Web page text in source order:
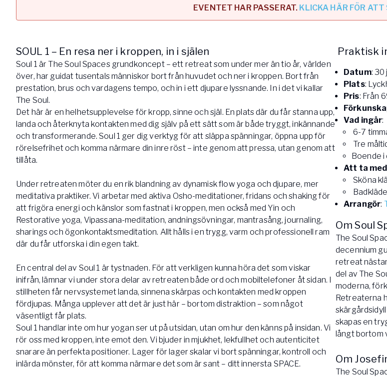
Arbetsgivare
Hotell & Konferens
EVENTET HAR PASSERAT. KLICKA HÄR FÖR
SOUL 1 – En resa ner i kroppen, in i själen
Soul 1 är The Soul Spaces grundkoncept – ett retreat som under mer än tio år, världen
över, har guidat tusentals människor bort från huvudet och ner i kroppen. Bort från
prestation, brus och vardagens tempo, och in i ett djupare lyssnande. In i det vi kallar
The Soul.
Det här är en helhetsupplevelse för kropp, sinne och själ. En plats där du får stanna upp,
landa och återknyta kontakten med dig själv på ett sätt som är både tryggt, inkännande
och transformerande. Soul 1 ger dig verktyg för att släppa spänningar, öppna upp för
rörelsefrihet och komma närmare din inre röst – inte genom att pressa, utan genom att
tillåta.
Under retreaten möter du en rik blandning av dynamisk flow yoga och djupare, mer
meditativa praktiker. Vi arbetar med aktiva Osho-meditationer, fridans och shaking för
att frigöra energi och känslor som fastnat i kroppen, men också med Yin och
Restorative yoga, Vipassana-meditation, andningsövningar, mantrasång, journaling,
sharings och ögonkontaktsmeditation. Allt hålls i en trygg, varm och professionell ram
där du får utforska i din egen takt.
En central del av Soul 1 är tystnaden. För att verkligen kunna höra det som viskar
inifrån, lämnar vi under stora delar av retreaten både ord och mobiltelefoner åt sidan. I
stillheten får nervsystemet landa, sinnena skärpas och kontakten med kroppen
fördjupas. Många upplever att det är just här – bortom distraktion – som något
väsentligt får plats.
Soul 1 handlar inte om hur yogan ser ut på utsidan, utan om hur den känns på insidan. Vi
rör oss med kroppen, inte emot den. Vi bjuder in mjukhet, lekfullhet och autenticitet
snarare än perfekta positioner. Lager för lager skalar vi bort spänningar, kontroll och
inlärda mönster, för att komma närmare det som är sant – ditt innersta SPACE.
Praktisk
Datum: 30
Plats:
Pris: Från
Vad ingår:
6-7
Tre
Boende i
Att ta med
Sköna
Arrangör:
Om Soul
The Soul
decennium
retreat
del av The
moderna,
Retreaterna
skapas en
långt bortom
Om
The Soul